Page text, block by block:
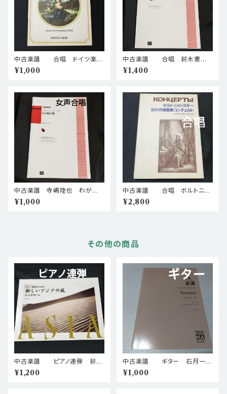
中古楽譜 合唱 ドイツ楽派
の四声のモテット(S,A,T,B) 棚
BASEa5
¥1,000
中古楽譜 合唱 鈴木憲
夫 抒情小曲集 棚BASEa5
¥1,400
中古楽譜 寺嶋陸也 わが庭
の歌(女声合唱、マンドリンとピ
アノのために) 棚BASEa
¥1,000
中古楽譜 合唱 ボルトニャ
ンスキー 35の合唱聖歌コンチ
ェルト 棚BASEa5
¥2,800
その他の商品
中古楽譜 ピアノ連弾 鈴木
英明 ピアノ連弾のための 新し
いアジアの風 棚BASEa5
¥1,200
中古楽譜 ギター 石月一匡
ギターソロのための ソナタ
棚BASEa3
¥1,000